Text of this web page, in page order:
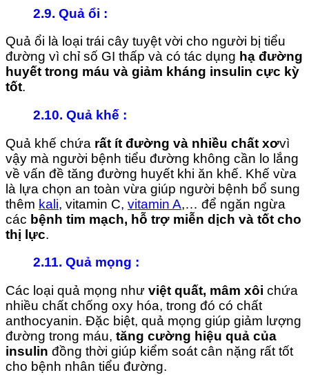
2.9. Quả ổi :
Quả ổi là loại trái cây tuyệt vời cho người bị tiểu
đường vì chỉ số GI thấp và có tác dụng hạ đường
huyết trong máu và giảm kháng insulin cực kỳ
tốt.
2.10. Quả khế :
Quả khế chứa rất ít đường và nhiều chất xơvì
vậy mà người bệnh tiểu đường không cần lo lắng
về vấn đề tăng đường huyết khi ăn khế. Khế vừa
là lựa chọn an toàn vừa giúp người bệnh bổ sung
thêm kali, vitamin C, vitamin A,… để ngăn ngừa
các bệnh tim mạch, hỗ trợ miễn dịch và tốt cho
thị lực.
2.11. Quả mọng :
Các loại quả mọng như việt quất, mâm xôi chứa
nhiều chất chống oxy hóa, trong đó có chất
anthocyanin. Đặc biệt, quả mọng giúp giảm lượng
đường trong máu, tăng cường hiệu quả của
insulin đồng thời giúp kiểm soát cân nặng rất tốt
cho bệnh nhân tiểu đường.